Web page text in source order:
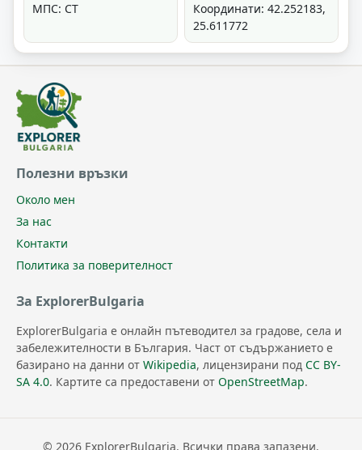
МПС: СТ
Координати: 42.252183,
25.611772
Полезни връзки
Около мен
За нас
Контакти
Политика за поверителност
За ExplorerBulgaria
ExplorerBulgaria е онлайн пътеводител за градове, села и
забележителности в България. Част от съдържанието е
базирано на данни от Wikipedia, лицензирани под CC BY-
SA 4.0. Картите са предоставени от OpenStreetMap.
© 2026 ExplorerBulgaria. Всички права запазени.